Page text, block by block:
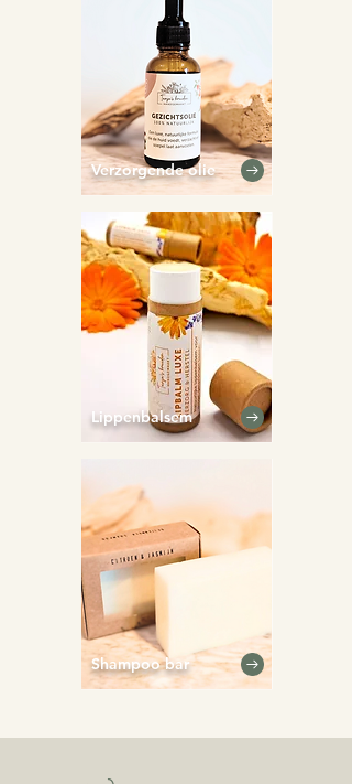
Verzorgende olie
Lippenbalsem
Shampoo bar